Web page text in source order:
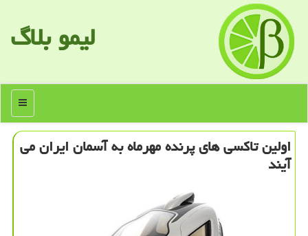
لیمو بلاگ
منو
اولین تاكسی های پرنده مهرماه به آسمان ایران می
آیند